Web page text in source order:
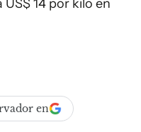
US$ 14 por kilo en
en